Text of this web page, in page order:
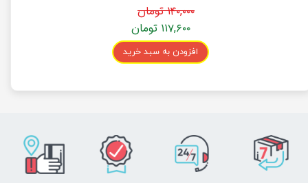
۱۴۰,۰۰۰ تومان
۱۱۷,۶۰۰ تومان
افزودن به سبد خرید